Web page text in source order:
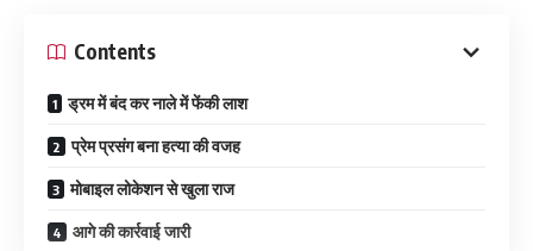
Contents
ड्रम में बंद कर नाले में फेंकी लाश
प्रेम प्रसंग बना हत्या की वजह
मोबाइल लोकेशन से खुला राज
आगे की कार्रवाई जारी